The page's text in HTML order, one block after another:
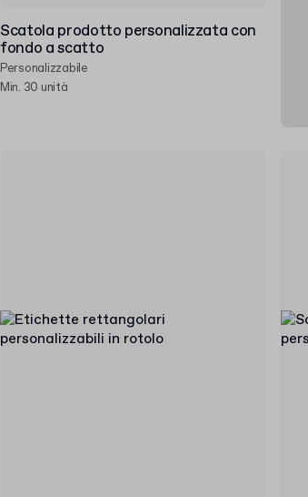
Scatola prodotto personalizzata con
fondo a scatto
Personalizzabile
Min. 30 unità